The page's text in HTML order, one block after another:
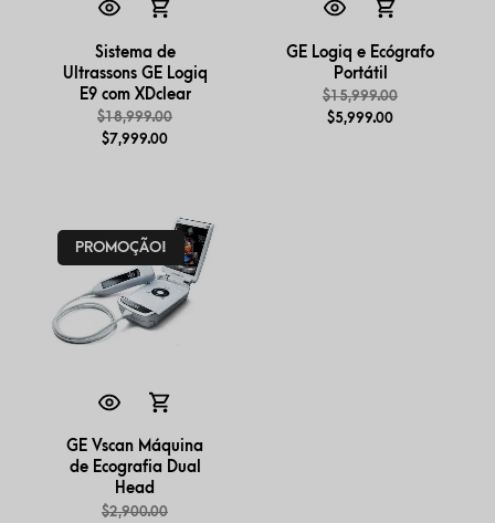
Sistema de
Ultrassons GE Logiq
E9 com XDclear
$18,999.00
$7,999.00
GE Logiq e Ecógrafo
Portátil
$15,999.00
$5,999.00
PROMOÇÃO!
GE Vscan Máquina
de Ecografia Dual
Head
$2,900.00